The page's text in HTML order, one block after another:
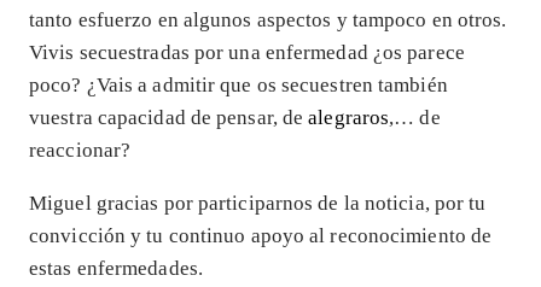
tanto esfuerzo en algunos aspectos y tampoco en otros.
Vivis secuestradas por una enfermedad ¿os parece
poco? ¿Vais a admitir que os secuestren también
vuestra capacidad de pensar, dealegraros,… de
reaccionar?
Miguel gracias por participarnos de la noticia, por tu
convicción y tu continuo apoyo al reconocimiento de
estas enfermedades.